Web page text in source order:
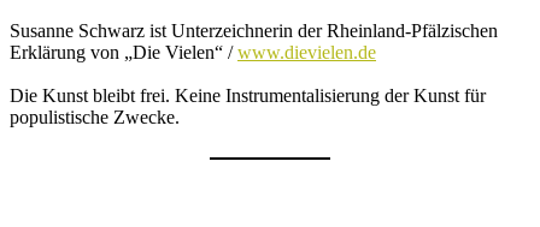
Susanne Schwarz ist Unterzeichnerin der Rheinland-Pfälzischen
Erklärung von „Die Vielen“ /www.dievielen.de
Die Kunst bleibt frei. Keine Instrumentalisierung der Kunst für
populistische Zwecke.